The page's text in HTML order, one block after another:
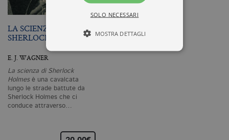
LA SCIENZA DI
SHERLOCK HOLMES
E. J. WAGNER
La scienza di Sherlock
Holmesè una cavalcata
lungo le strade battute da
Sherlock Holmes che ci
conduce attraverso…
SOLO NECESSARI
MOSTRA DETTAGLI
I cookie tecnici sono strettamente
degli utenti e la gestione dell'account. Il
sito Web non può essere utilizzato